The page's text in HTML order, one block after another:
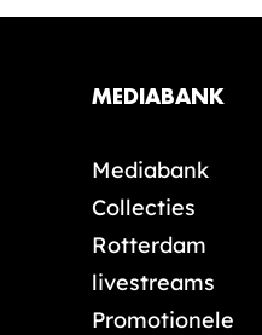
MEDIABANK
Mediabank
Collecties
Rotterdam
livestreams
Promotionele